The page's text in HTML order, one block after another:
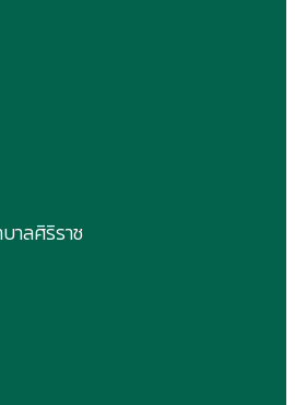
าลศิริราช